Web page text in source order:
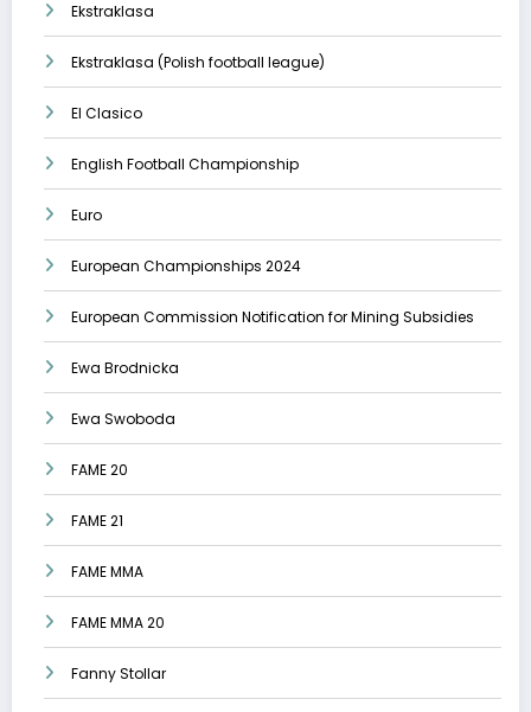
Ekstraklasa
Ekstraklasa (Polish football league)
El Clasico
English Football Championship
Euro
European Championships 2024
European Commission Notification for Mining Subsidies
Ewa Brodnicka
Ewa Swoboda
FAME 20
FAME 21
FAME MMA
FAME MMA 20
Fanny Stollar